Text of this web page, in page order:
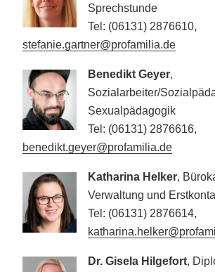
Sprechstunde
Tel: (06131) 2876610,
stefanie.gartner@profamilia.de
Benedikt Geyer,
Sozialarbeiter/
Sexualpädagogik
Tel: (06131) 2876616,
benedikt.geyer@profamilia.de
Katharina Helker,
Verwaltung und
Tel: (06131) 2876614,
Dr. Gisela Hilgefort,